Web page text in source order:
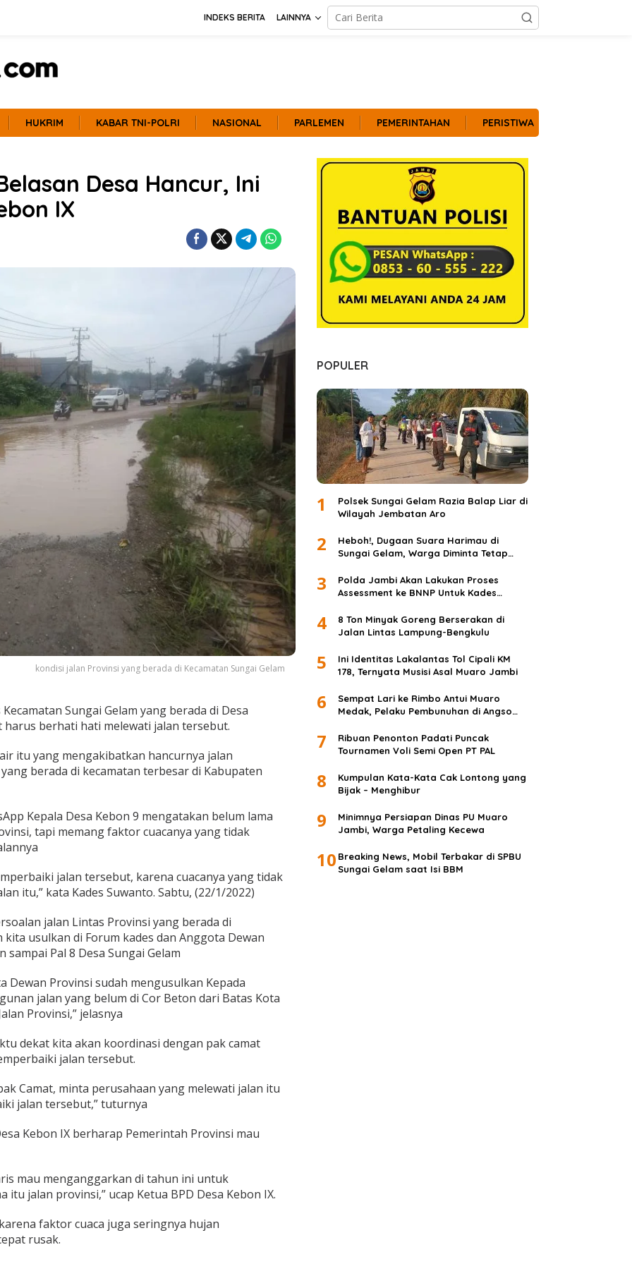
INDEKS BERITA LAINNYA
HUKRIM KABAR TNI-POLRI NASIONAL PARLEMEN PEMERINTAHAN PERISTIWA
Desa Hancur, Ini
IX
kondisi jalan Provinsi yang berada di Kecamatan Sungai Gelam
Sungai Gelam yang berada di Desa
harus berhati hati melewati jalan tersebut.
itu yang mengakibatkan hancurnya jalan
berada di kecamatan terbesar di Kabupaten
Kepala Desa Kebon 9 mengatakan belum lama
tapi memang faktor cuacanya yang tidak
jalan tersebut, karena cuacanya yang tidak
itu,” kata Kades Suwanto. Sabtu, (22/1/2022)
jalan Lintas Provinsi yang berada di
kita usulkan di Forum kades dan Anggota Dewan
Pal 8 Desa Sungai Gelam
Dewan Provinsi sudah mengusulkan Kepada
jalan yang belum di Cor Beton dari Batas Kota
Provinsi,” jelasnya
dekat kita akan koordinasi dengan pak camat
jalan tersebut.
Camat, minta perusahaan yang melewati jalan itu
jalan tersebut,” tuturnya
Kebon IX berharap Pemerintah Provinsi mau
mau menganggarkan di tahun ini untuk
jalan provinsi,” ucap Ketua BPD Desa Kebon IX.
faktor cuaca juga seringnya hujan
rusak.
POPULER
1
Polsek Sungai Gelam Razia Balap Liar di
Wilayah Jembatan Aro
2
Heboh!, Dugaan Suara Harimau di
Sungai Gelam, Warga Diminta Tetap
3
Polda Jambi Akan Lakukan Proses
Assessment ke BNNP Untuk Kades
4
8 Ton Minyak Goreng Berserakan di
Jalan Lintas Lampung-Bengkulu
5
Ini Identitas Lakalantas Tol Cipali KM
178, Ternyata Musisi Asal Muaro Jambi
6
Sempat Lari ke Rimbo Antui Muaro
Medak, Pelaku Pembunuhan di Angso
7
Ribuan Penonton Padati Puncak
Tournamen Voli Semi Open PT PAL
8
Kumpulan Kata-Kata Cak Lontong yang
Bijak – Menghibur
9
Minimnya Persiapan Dinas PU Muaro
Jambi, Warga Petaling Kecewa
10 Breaking News, Mobil Terbakar di SPBU
Sungai Gelam saat Isi BBM